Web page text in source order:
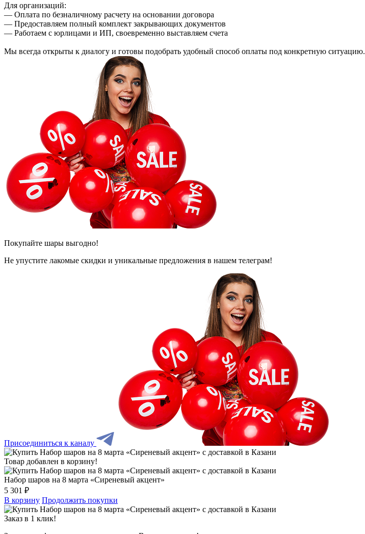
Для организаций:
— Оплата по безналичному расчету на основании договора
— Предоставляем полный комплект закрывающих документов
— Работаем с юрлицами и ИП, своевременно выставляем счета
Мы всегда открыты к диалогу и готовы подобрать удобный способ оплаты под конкретную ситуацию.
Покупайте шары выгодно!
Не упустите лакомые скидки и уникальные предложения в нашем телеграм!
Присоединиться к каналу
Товар добавлен в корзину!
Набор шаров на 8 марта «Сиреневый акцент»
5 301 ₽
В корзину Продолжить покупки
Заказ в 1 клик!